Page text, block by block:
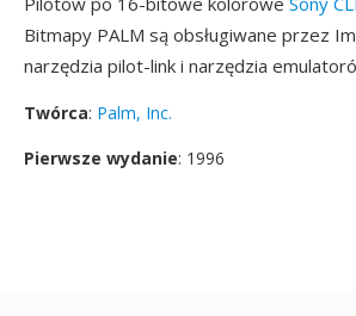
Bitmapy PALM są obsługiwane przez
narzędzia pilot-link i narzędzia
Twórca: Palm, Inc.
Pierwsze wydanie: 1996